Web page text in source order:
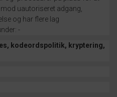
uautoriseret adgang,
og har flere lag
-
kodeordspolitik, kryptering,